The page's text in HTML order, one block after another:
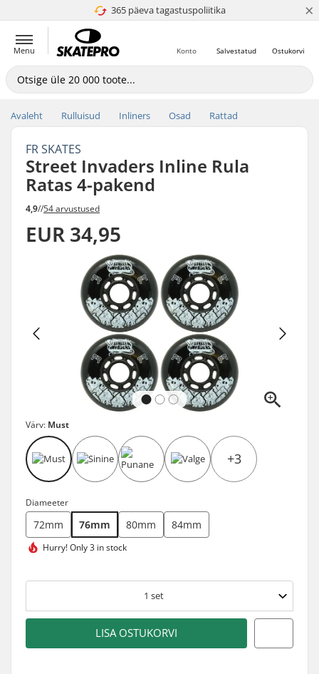
365 päeva tagastuspoliitika
4.8 paljaks 5 ×
Menu Ostukorvi
Salvestatud
Konto
Avaleht Rulluisud Inliners Osad Rattad
FR SKATES
Street Invaders Inline Rula
Ratas 4-pakend
4,9//54 arvustused
EUR 34,95
Värv: Must
+3
Diameeter
72mm 76mm 80mm 84mm
Hurry!Only 3 in stock
1 set
LISA OSTUKORVI